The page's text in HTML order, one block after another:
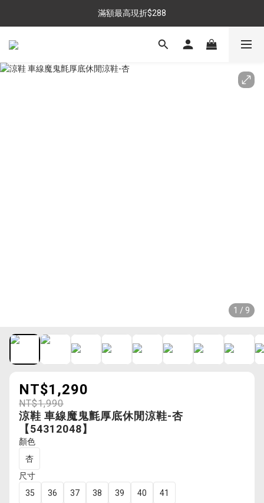
$699免運，優惠品點數5倍送
滿額最高現折$288
雨靴特價優惠中>>點我查看
$699免運，優惠品點數5倍送
1 / 9
NT$1,290
NT$1,990
涼鞋 車線魔鬼氈厚底休閒涼鞋-杏
【54312048】
顏色
杏
尺寸
35
36 37 38 39 40 41